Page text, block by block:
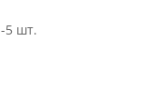
5 шт.